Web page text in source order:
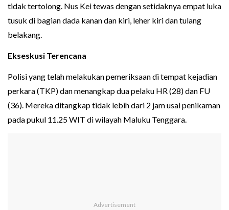
tidak tertolong. Nus Kei tewas dengan setidaknya empat luka
tusuk di bagian dada kanan dan kiri, leher kiri dan tulang
belakang.
Ekseskusi Terencana
Polisi yang telah melakukan pemeriksaan di tempat kejadian
perkara (TKP) dan menangkap dua pelaku HR (28) dan FU
(36). Mereka ditangkap tidak lebih dari 2 jam usai penikaman
pada pukul 11.25 WIT di wilayah Maluku Tenggara.